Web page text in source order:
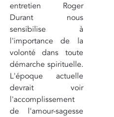
entretien Roger
Durant nous
sensibilise à
l'importance de la
volonté dans toute
démarche spirituelle.
L'époque actuelle
devrait voir
l'accomplissement
de l'amour-sagesse